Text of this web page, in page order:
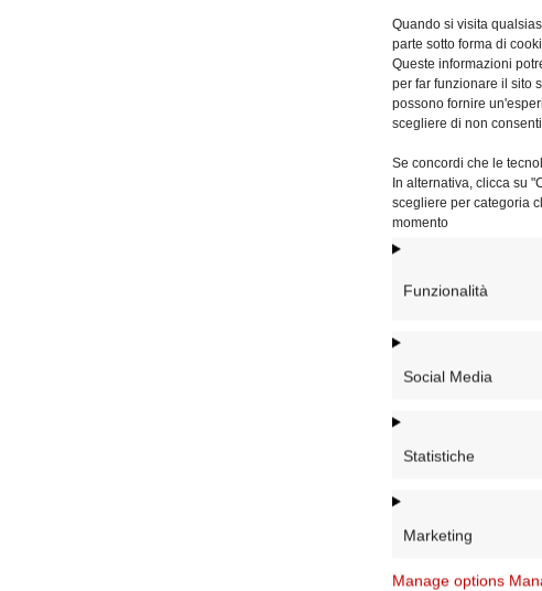
Quando si visita
parte sotto forma di
Queste informazioni
per far funzionare il sito
possono fornire
scegliere di non
Se concordi che le
In alternativa, clicca su
scegliere per categoria
momento
Funzionalità
Social Media
Statistiche
Marketing
Manage options